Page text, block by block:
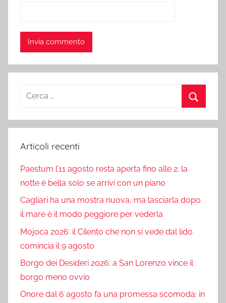
Ricerca
Articoli recenti
Paestum l’11 agosto resta aperta fino alle 2: la
notte è bella solo se arrivi con un piano
Cagliari ha una mostra nuova, ma lasciarla dopo
il mare è il modo peggiore per vederla
Mojoca 2026: il Cilento che non si vede dal lido
comincia il 9 agosto
Borgo dei Desideri 2026: a San Lorenzo vince il
borgo meno ovvio
Onore dal 6 agosto fa una promessa scomoda: in